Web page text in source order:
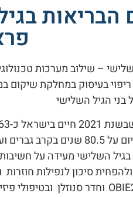
הבריאות
– שילוב מערכות
בעיסוק במחלקת שיקום
בני הגיל השלישי
הם בני 75 ומעלה.
בקרב נשים.
בגיל השלישי מעידה על
ולהפחית סיכון לנפילות